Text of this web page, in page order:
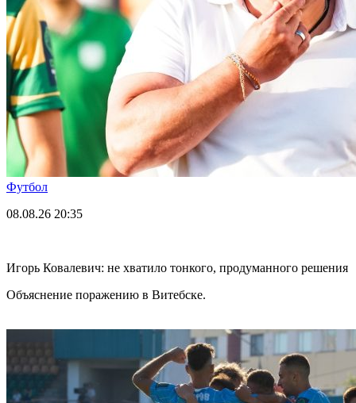
Футбол
08.08.26 20:35
Игорь Ковалевич: не хватило тонкого, продуманного решения
Объяснение поражению в Витебске.